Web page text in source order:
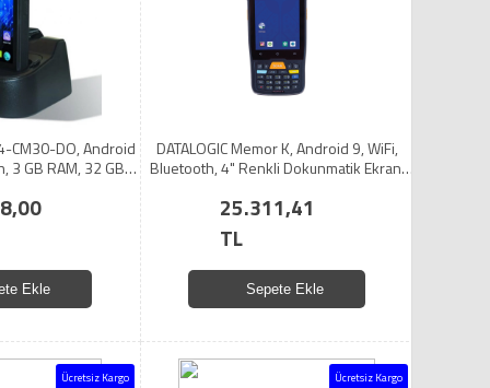
CM30-DO, Android
3 GB RAM, 32 GB
El Terminali
Ekle
DATALOGIC Memor K, Android 9, WiFi,
Bluetooth, 4" Renkli Dokunmatik Ekran,
Terminali (Kılıf var)
25.311,41
TL
Sepete Ekle
Ücretsiz Kargo Ücretsiz Kargo